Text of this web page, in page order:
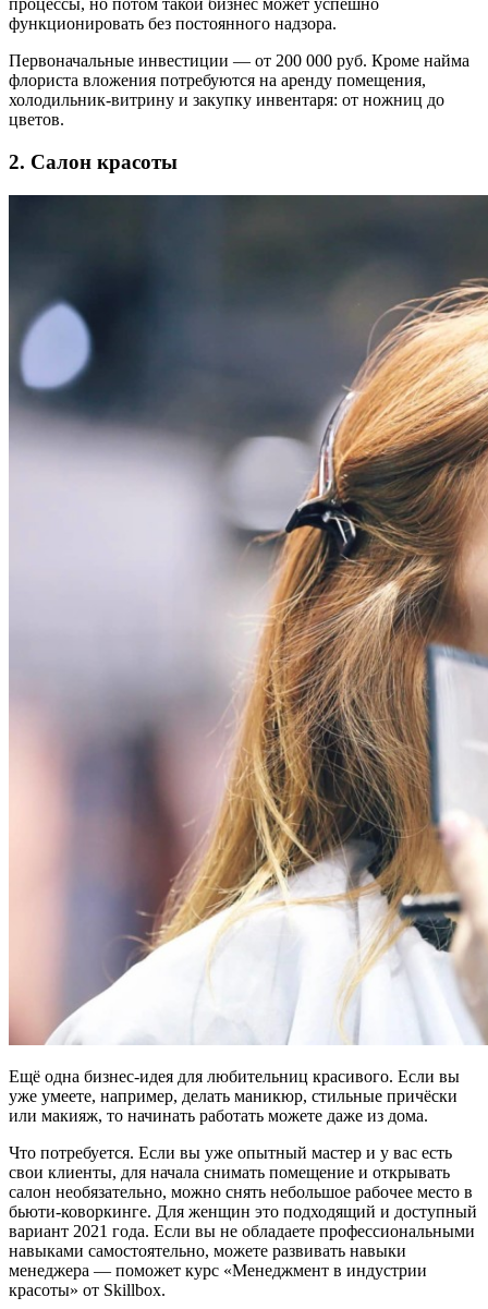
процессы, но потом такой бизнес может успешно
функционировать без постоянного надзора.
Первоначальные инвестиции — от 200 000 руб. Кроме найма
флориста вложения потребуются на аренду помещения,
холодильник-витрину и закупку инвентаря: от ножниц до
цветов.
2. Салон красоты
Ещё одна бизнес-идея для любительниц красивого. Если вы
уже умеете, например, делать маникюр, стильные причёски
или макияж, то начинать работать можете даже из дома.
Что потребуется. Если вы уже опытный мастер и у вас есть
свои клиенты, для начала снимать помещение и открывать
салон необязательно, можно снять небольшое рабочее место в
бьюти-коворкинге. Для женщин это подходящий и доступный
вариант 2021 года. Если вы не обладаете профессиональными
навыками самостоятельно, можете развивать навыки
менеджера — поможет курс «Менеджмент в индустрии
красоты» от Skillbox.